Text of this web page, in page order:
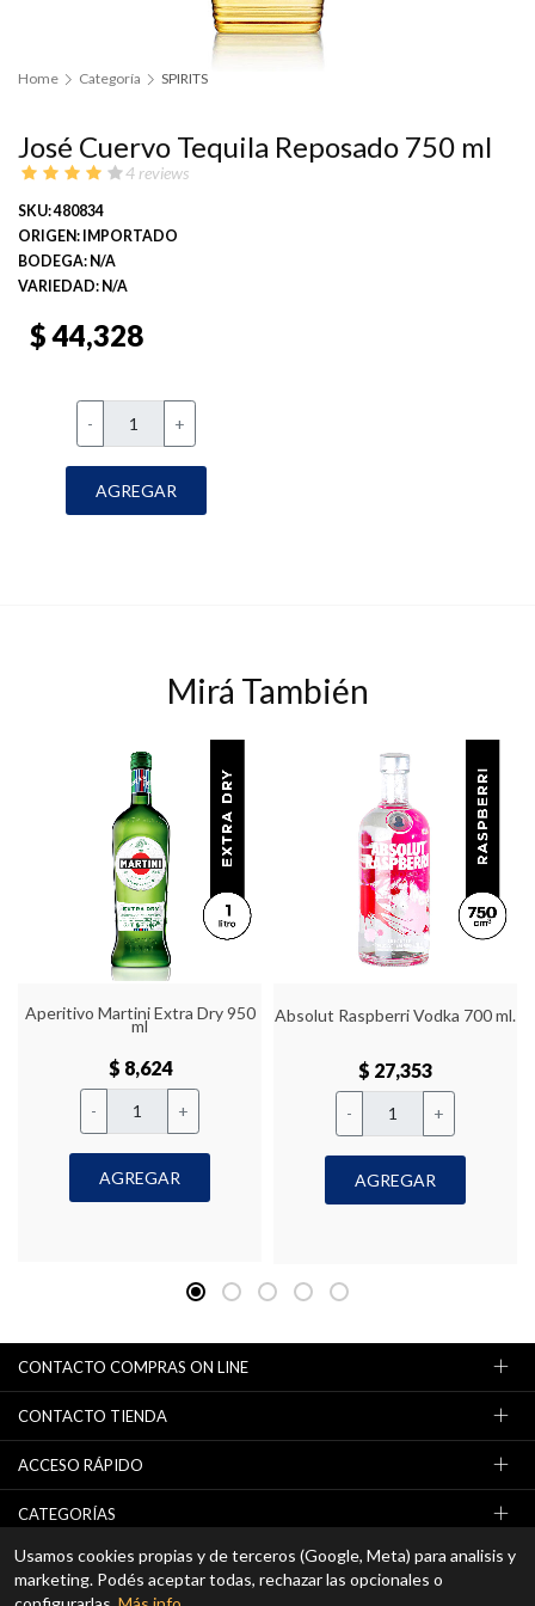
Home Categoría SPIRITS
José Cuervo Tequila Reposado 750 ml
4 reviews
SKU: 480834
ORIGEN: IMPORTADO
BODEGA: N/A
VARIEDAD: N/A
$ 44,328
- +
AGREGAR
Mirá También
Aperitivo Martini Extra Dry 950
ml
$ 8,624
- +
AGREGAR
Absolut Raspberri Vodka 700 ml.
$ 27,353
- +
AGREGAR
CONTACTO COMPRAS ON LINE
CONTACTO TIENDA
ACCESO RÁPIDO
CATEGORÍAS
NEWSLETTER (OFERTAS / PROMOCIONES)
Usamos cookies propias y de terceros (Google, Meta) para analisis y
marketing. Podés aceptar todas, rechazar las opcionales o